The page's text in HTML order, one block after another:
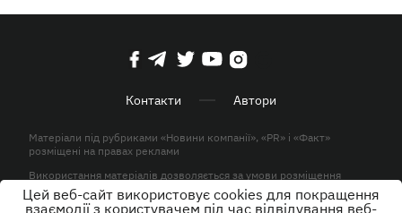
Контакти Автори
Матеріали під рубриками «Новини компанії», «PR» і «Факт»
розміщені на правах реклами
Використання матеріалів дозволяється за умови розміщення
активного гіперпосилання на KP.UA в першому абзаці.
Цей веб-сайт використовує cookies для покращення
взаємодії з користувачем під час відвідування веб-